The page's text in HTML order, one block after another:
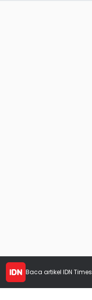
Baca artikel IDN Times